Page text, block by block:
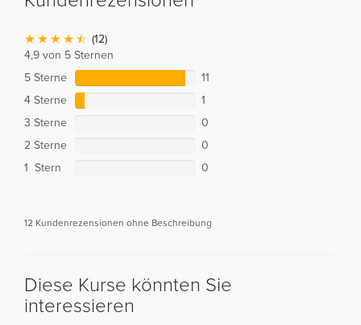
(12)
4,9 von 5 Sternen
5 Sterne
11
4 Sterne
1
3 Sterne
0
2 Sterne
0
1 Stern
0
12 Kundenrezensionen ohne Beschreibung
Diese Kurse könnten Sie
interessieren